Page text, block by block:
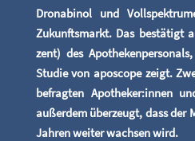
Drona­bi­nol und
Zukunfts­markt. Das bestä­tigt
zent) des
Stu­die von apo­scope zeigt.
befrag­ten Apotheker:innen
außer­dem über­zeugt, dass der
Jah­ren wei­ter wach­sen wird.